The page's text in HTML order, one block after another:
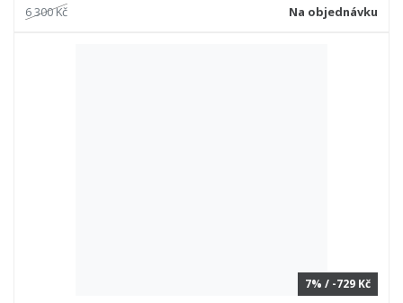
6 300 Kč Na objednávku
7% / -729 Kč